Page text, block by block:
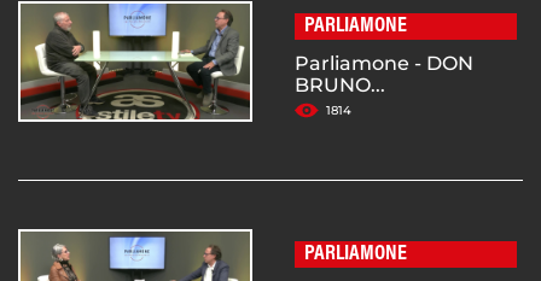
PARLIAMONE
Parliamone - DON
BRUNO...
1814
PARLIAMONE